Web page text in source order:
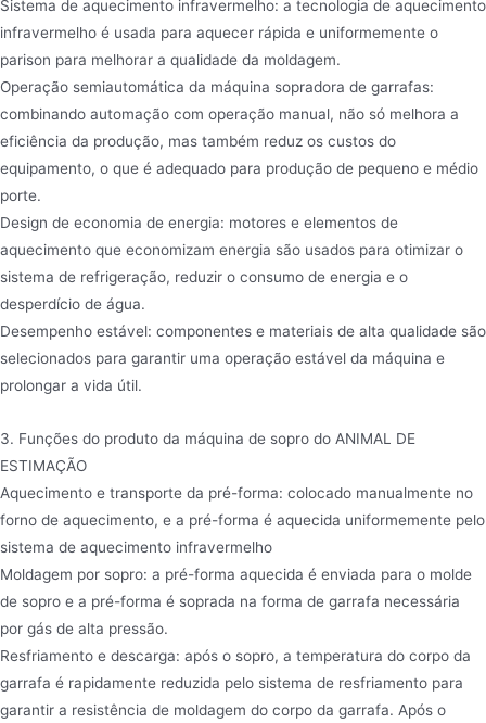
Sistema de aquecimento infravermelho: a tecnologia de aquecimento
infravermelho é usada para aquecer rápida e uniformemente o
parison para melhorar a qualidade da moldagem.
Operação semiautomática da máquina sopradora de garrafas:
combinando automação com operação manual, não só melhora a
eficiência da produção, mas também reduz os custos do
equipamento, o que é adequado para produção de pequeno e médio
porte.
Design de economia de energia: motores e elementos de
aquecimento que economizam energia são usados para otimizar o
sistema de refrigeração, reduzir o consumo de energia e o
desperdício de água.
Desempenho estável: componentes e materiais de alta qualidade são
selecionados para garantir uma operação estável da máquina e
prolongar a vida útil.
3. Funções do produto da máquina de sopro do ANIMAL DE
ESTIMAÇÃO
Aquecimento e transporte da pré-forma: colocado manualmente no
forno de aquecimento, e a pré-forma é aquecida uniformemente pelo
sistema de aquecimento infravermelho
Moldagem por sopro: a pré-forma aquecida é enviada para o molde
de sopro e a pré-forma é soprada na forma de garrafa necessária
por gás de alta pressão.
Resfriamento e descarga: após o sopro, a temperatura do corpo da
garrafa é rapidamente reduzida pelo sistema de resfriamento para
garantir a resistência de moldagem do corpo da garrafa. Após o